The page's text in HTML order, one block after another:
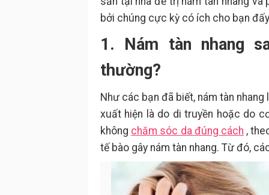
bởi chúng cực kỳ có ích cho bạn
1. Nám tàn nhang
thường?
Như các bạn đã biết, nám tàn
xuất hiện là do di truyền hoặc do
không chăm sóc da đúng cách ,
tế bào gây nám tàn nhang. Từ đó,